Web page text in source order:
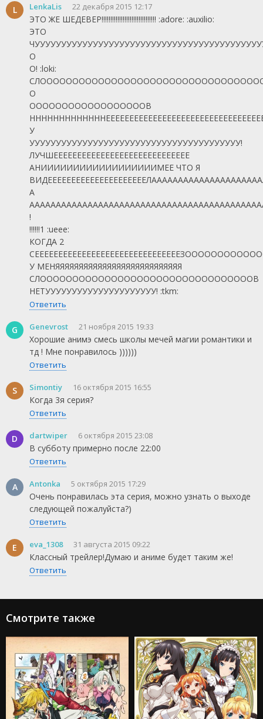
L LenkaLis 22 декабря 2015 12:17
ЭТО ЖЕ ШЕДЕВЕР!!!!!!!!!!!!!!!!!!!!!!!!!!!!!!! :adore: :auxilio:
ЭТО
О
О! :loki:
О
ООООООООООООООООООВ
У
УУУУУУУУУУУУУУУУУУУУУУУУУУУУУУУУУУУУУУУУ!
ЛУЧШЕЕЕЕЕЕЕЕЕЕЕЕЕЕЕЕЕЕЕЕЕЕЕЕЕЕЕЕЕ
АНИИИИИИИИИИИИИИИИИИМЕЕ ЧТО Я
А
!
!!!!!!1 :ueee:
КОГДА 2
У МЕНЯЯЯЯЯЯЯЯЯЯЯЯЯЯЯЯЯЯЯЯЯЯЯЯЯЯЯ
СЛОООООООООООООООООООООООООООООООООВ
НЕТУУУУУУУУУУУУУУУУУУУУУ! :tkm:
Ответить
G Genevrost 21 ноября 2015 19:33
Хорошие анимэ смесь школы мечей магии романтики и
тд ! Мне понравилось ))))))
Ответить
S Simontiy 16 октября 2015 16:55
Когда 3я серия?
Ответить
D dartwiper 6 октября 2015 23:08
В субботу примерно после 22:00
Ответить
A Antonka 5 октября 2015 17:29
Очень понравилась эта серия, можно узнать о выходе
следующей пожалуйста?)
Ответить
E eva_1308 31 августа 2015 09:22
Классный трейлер!Думаю и аниме будет таким же!
Ответить
Смотрите также